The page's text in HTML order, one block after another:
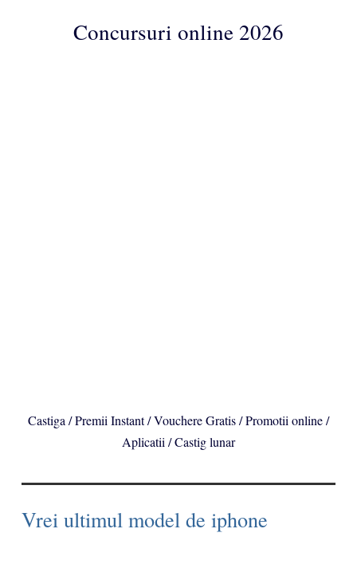
ConcursuriConcursuri online 2026
Castiga / Premii Instant / Vouchere Gratis / Promotii online /
Aplicatii / Castig lunar
Vrei ultimul model de iphone